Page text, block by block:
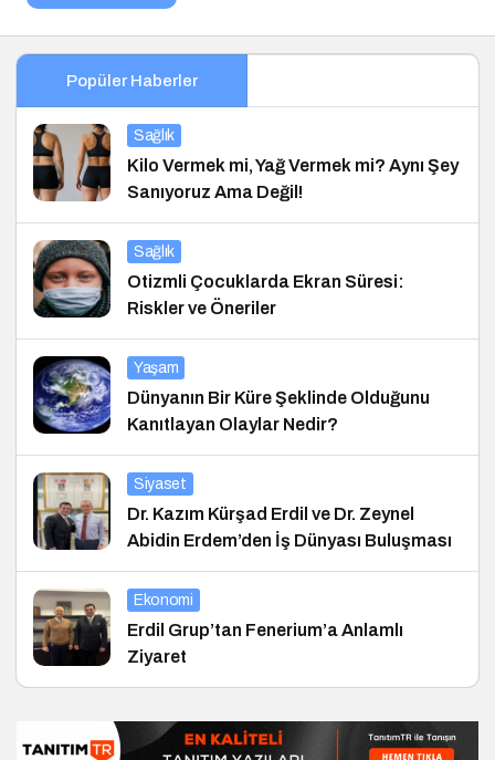
Popüler Haberler
Sağlık
Kilo Vermek mi, Yağ Vermek mi? Aynı Şey
Sanıyoruz Ama Değil!
Sağlık
Otizmli Çocuklarda Ekran Süresi:
Riskler ve Öneriler
Yaşam
Dünyanın Bir Küre Şeklinde Olduğunu
Kanıtlayan Olaylar Nedir?
Siyaset
Dr. Kazım Kürşad Erdil ve Dr. Zeynel
Abidin Erdem’den İş Dünyası Buluşması
Ekonomi
Erdil Grup’tan Fenerium’a Anlamlı
Ziyaret